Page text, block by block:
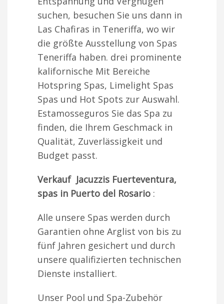
suchen, besuchen Sie uns dann in
Las Chafiras in Teneriffa, wo wir
die größte Ausstellung von Spas
Teneriffa haben. drei prominente
kalifornische Mit Bereiche
Hotspring Spas, Limelight Spas
Spas und Hot Spots zur Auswahl.
Estamosseguros Sie das Spa zu
finden, die Ihrem Geschmack in
Qualität, Zuverlässigkeit und
Budget passt.
Verkauf Jacuzzis Fuerteventura,
spas in Puerto del Rosario :
Alle unsere Spas werden durch
Garantien ohne Arglist von bis zu
fünf Jahren gesichert und durch
unsere qualifizierten technischen
Dienste installiert.
Unser Pool und Spa-Zubehör